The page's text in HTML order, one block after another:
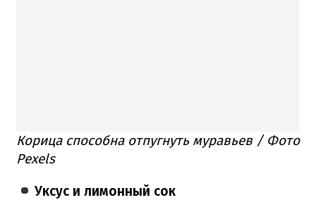
Корица способна отпугнуть муравьев / Фото
Pexels
Уксус и лимонный сок